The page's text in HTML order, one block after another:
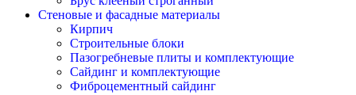
Стеновые и фасадные материалы
Кирпич
Строительные блоки
Пазогребневые плиты и комплектующие
Сайдинг и комплектующие
Фиброцементный сайдинг